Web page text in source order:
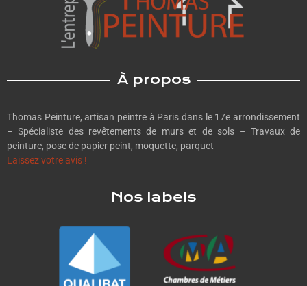
À propos
Thomas Peinture, artisan peintre à Paris dans le 17e arrondissement
– Spécialiste des revêtements de murs et de sols – Travaux de
peinture, pose de papier peint, moquette, parquet
Laissez votre avis !
Nos labels